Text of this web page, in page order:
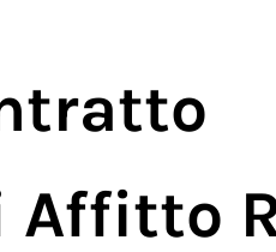
Affitto